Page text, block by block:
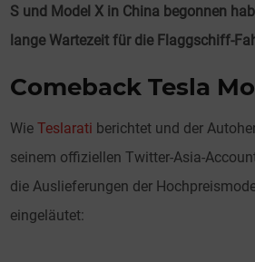
S und Model X in China begonnen
lange Wartezeit für die Flaggschiff-
Comeback Tesla
WieTeslarati berichtet und der
seinem offiziellen Twitter-Asia-
die Auslieferungen der
eingeläutet: